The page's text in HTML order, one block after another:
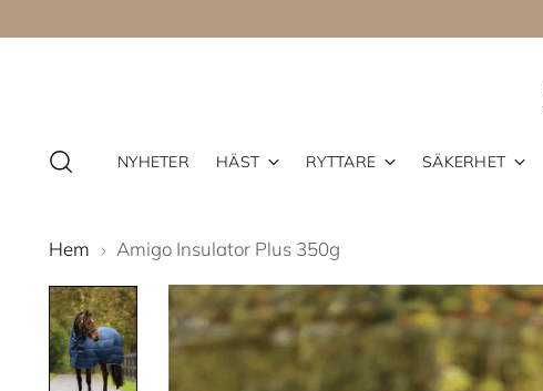
NYHETER HÄST RYTTARE SÄKERHET
Hem Amigo Insulator Plus 350g